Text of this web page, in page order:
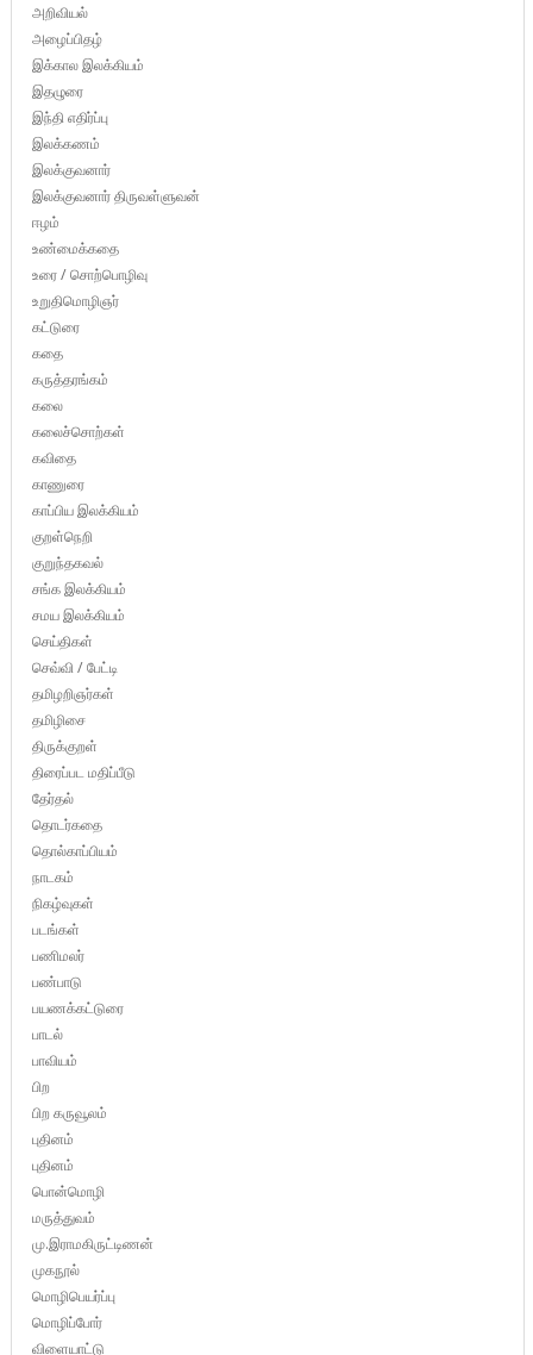
அறிவியல்
அழைப்பிதழ்
இக்கால இலக்கியம்
இதழுரை
இந்தி எதிர்ப்பு
இலக்கணம்
இலக்குவனார்
இலக்குவனார் திருவள்ளுவன்
ஈழம்
உண்மைக்கதை
உரை / சொற்பொழிவு
உறுதிமொழிஞர்
கட்டுரை
கதை
கருத்தரங்கம்
கலை
கலைச்சொற்கள்
கவிதை
காணுரை
காப்பிய இலக்கியம்
குறள்நெறி
குறுந்தகவல்
சங்க இலக்கியம்
சமய இலக்கியம்
செய்திகள்
செவ்வி / பேட்டி
தமிழறிஞர்கள்
தமிழிசை
திருக்குறள்
திரைப்பட மதிப்பீடு
தேர்தல்
தொடர்கதை
தொல்காப்பியம்
நாடகம்
நிகழ்வுகள்
படங்கள்
பணிமலர்
பண்பாடு
பயணக்கட்டுரை
பாடல்
பாவியம்
பிற
பிற கருவூலம்
புதினம்
புதினம்
பொன்மொழி
மருத்துவம்
மு.இராமகிருட்டிணன்
முகநூல்
மொழிபெயர்ப்பு
மொழிப்போர்
விளையாட்டு